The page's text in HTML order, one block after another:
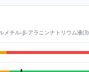
メチル-β-アラニンナトリウム液(3)